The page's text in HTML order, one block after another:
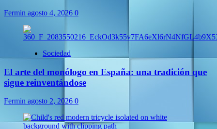
Fermin agosto 4, 2026 0
Sociedad
El arte del monólogo en España: una tradición que
sigue reinventándose
Fermin agosto 2, 2026 0